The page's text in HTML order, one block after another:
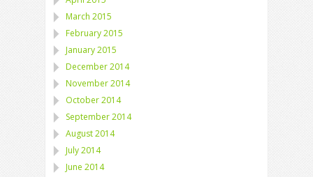
March 2015
February 2015
January 2015
December 2014
November 2014
October 2014
September 2014
August 2014
July 2014
June 2014